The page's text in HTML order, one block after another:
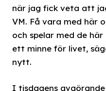
när jag fick veta att
VM. Få vara med här
och spelar med de
ett minne för livet,
nytt.
I tisdagens